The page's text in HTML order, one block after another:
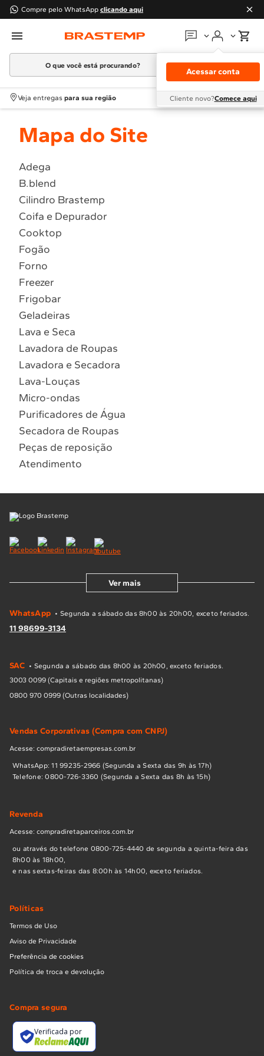
Compre pelo WhatsApp clicando aqui
Em que podemos ajudar?
Atendimento Brastemp
Localizar assistência técnica
Acessar conta
Cliente novo?Comece aqui
O que você está procurando?
Termos mais buscados
1º Geladeira
2
Fogao
4 º Lava Louça
5 º Cooktop
6º Microondas Brastemp
7º Forno
8º Embutir
9º Combos
Veja entregas para sua região
Mapa do Site
Adega
B.blend
Cilindro Brastemp
Coifa e Depurador
Cooktop
Fogão
Forno
Freezer
Frigobar
Geladeiras
Lava e Seca
Lavadora de Roupas
Lavadora e Secadora
Lava-Louças
Micro-ondas
Purificadores de Água
Secadora de Roupas
Peças de reposição
Atendimento
Ver mais
WhatsApp • Segunda a sábado das 8h00 às 20h00, exceto feriados.
11 98699-3134
SAC • Segunda a sábado das 8h00 às 20h00, exceto feriados.
3003 0099 (Capitais e regiões metropolitanas)
0800 970 0999 (Outras localidades)
Vendas Corporativas (Compra com CNPJ)
Acesse: compradiretaempresas.com.br
WhatsApp: 11 99235-2966 (Segunda a Sexta das 9h às 17h)
Telefone: 0800-726-3360 (Segunda a Sexta das 8h às 15h)
Revenda
Acesse: compradiretaparceiros.com.br
ou através do telefone 0800-725-4440 de segunda a quinta-feira das
8h00 às 18h00,
e nas sextas-feiras das 8:00h às 14h00, exceto feriados.
Políticas
Termos de Uso
Aviso de Privacidade
Preferência de cookies
Política de troca e devolução
Compra segura
Verificada por